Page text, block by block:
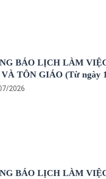
BÁO LỊCH LÀM
TÔN GIÁO (Từ ngày
2026
BÁO LỊCH LÀM